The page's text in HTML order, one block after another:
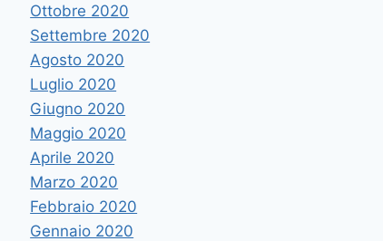
Ottobre 2020
Settembre 2020
Agosto 2020
Luglio 2020
Giugno 2020
Maggio 2020
Aprile 2020
Marzo 2020
Febbraio 2020
Gennaio 2020